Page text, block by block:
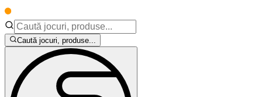
Caută jocuri, produse...